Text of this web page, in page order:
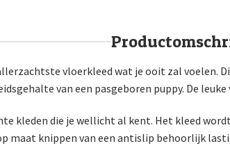
vloerkleed wat je ooit zal voelen.
van een pasgeboren puppy. De
kleden die je wellicht al kent. Het kleed
maat knippen van een antislip behoorlijk